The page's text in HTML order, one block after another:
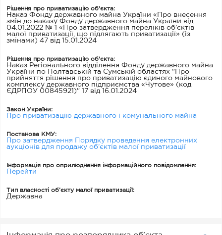
Рішення про приватизацію об'єкта:
Наказ Фонду державного майна України «Про внесення
змін до наказу Фонду державного майна України від
04.01.2022 № 1 «Про затвердження переліків об’єктів
малої приватизації, що підлягають приватизації» (із
змінами) 47 від 15.01.2024
Рішення про приватизацію об'єкта:
Наказ Регіонального відділення Фонду державного майна
України по Полтавській та Сумській областях "Про
прийняття рішення про приватизацію єдиного майнового
комплексу державного підприємства «Чутове» (код
ЄДРПОУ 00845921)" 17 від 16.01.2024
Закон України:
Про приватизацію державного і комунального майна
Постанова КМУ:
Про затвердження Порядку проведення електронних
аукціонів для продажу об’єктів малої приватизації
Інформація про оприлюднення інформаційного повідомлення:
Перейти
Тип власності об’єкту малої приватизації:
Державна